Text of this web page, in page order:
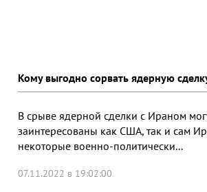
Кому выгодно сорвать ядерную
В срыве ядерной сделки с Ираном
заинтересованы как США, так и сам
некоторые военно-политически...
07.11.2022 в 19:02:00